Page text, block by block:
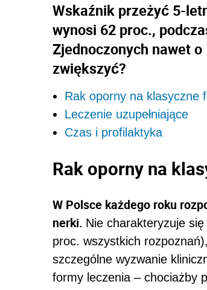
Wskaźnik przeżyć 5-
wynosi 62 proc.,
Zjednoczonych nawet
zwiększyć?
Rak oporny na klasyczne
Leczenie uzupełniające
Czas i profilaktyka
Rak oporny na
W Polsce każdego roku
nerki. Nie charakteryzuje
proc. wszystkich
szczególne wyzwanie
formy leczenia – chociażby